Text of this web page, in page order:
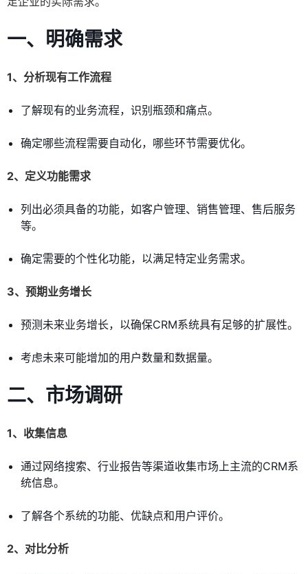
一、明确需求
1、分析现有工作流程
了解现有的业务流程，识别瓶颈和痛点。
确定哪些流程需要自动化，哪些环节需要优化。
2、定义功能需求
列出必须具备的功能，如客户管理、销售管理、售后服务
等。
确定需要的个性化功能，以满足特定业务需求。
3、预期业务增长
预测未来业务增长，以确保CRM系统具有足够的扩展性。
考虑未来可能增加的用户数量和数据量。
二、市场调研
1、收集信息
通过网络搜索、行业报告等渠道收集市场上主流的CRM系
统信息。
了解各个系统的功能、优缺点和用户评价。
2、对比分析